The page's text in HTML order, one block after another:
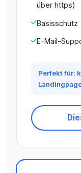
über https)
Basisschutz
E-Mail-
Perfekt für: